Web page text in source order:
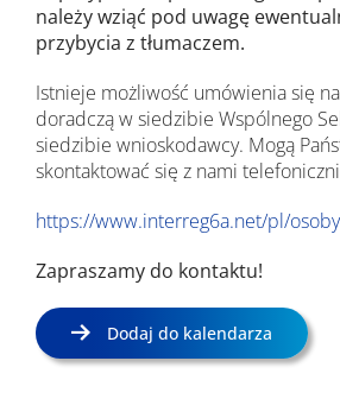
należy wziąć pod uwagę
przybycia z tłumaczem.
Istnieje możliwość umówienia się
doradczą w siedzibie Wspólnego
siedzibie wnioskodawcy. Mogą
skontaktować się z nami
https://www.interreg6a.net/pl/
Zapraszamy do kontaktu!
Dodaj do kalendarza